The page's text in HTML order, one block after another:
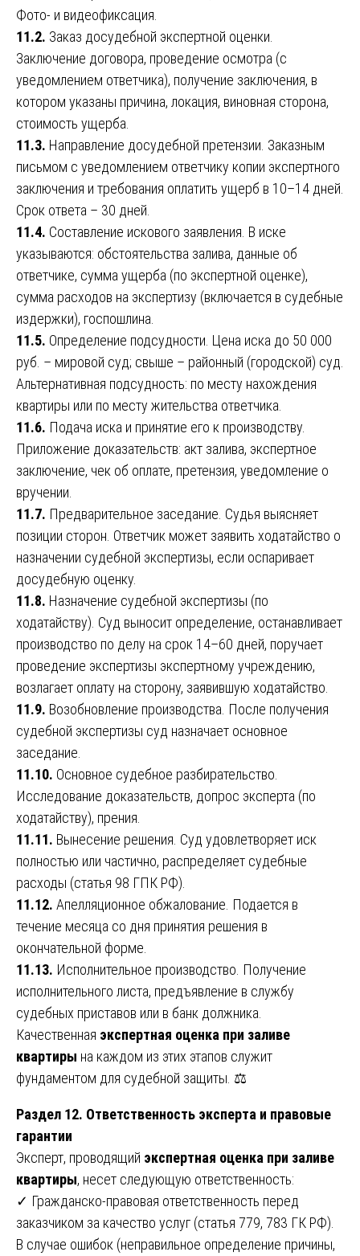
Фото- и видеофиксация.
11.2. Заказ досудебной экспертной оценки.
Заключение договора, проведение осмотра (с
уведомлением ответчика), получение заключения, в
котором указаны причина, локация, виновная сторона,
стоимость ущерба.
11.3. Направление досудебной претензии. Заказным
письмом с уведомлением ответчику копии экспертного
заключения и требования оплатить ущерб в 10–14 дней.
Срок ответа – 30 дней.
11.4. Составление искового заявления. В иске
указываются: обстоятельства залива, данные об
ответчике, сумма ущерба (по экспертной оценке),
сумма расходов на экспертизу (включается в судебные
издержки), госпошлина.
11.5. Определение подсудности. Цена иска до 50 000
руб. – мировой суд; свыше – районный (городской) суд.
Альтернативная подсудность: по месту нахождения
квартиры или по месту жительства ответчика.
11.6. Подача иска и принятие его к производству.
Приложение доказательств: акт залива, экспертное
заключение, чек об оплате, претензия, уведомление о
вручении.
11.7. Предварительное заседание. Судья выясняет
позиции сторон. Ответчик может заявить ходатайство о
назначении судебной экспертизы, если оспаривает
досудебную оценку.
11.8. Назначение судебной экспертизы (по
ходатайству). Суд выносит определение, останавливает
производство по делу на срок 14–60 дней, поручает
проведение экспертизы экспертному учреждению,
возлагает оплату на сторону, заявившую ходатайство.
11.9. Возобновление производства. После получения
судебной экспертизы суд назначает основное
заседание.
11.10. Основное судебное разбирательство.
Исследование доказательств, допрос эксперта (по
ходатайству), прения.
11.11. Вынесение решения. Суд удовлетворяет иск
полностью или частично, распределяет судебные
расходы (статья 98 ГПК РФ).
11.12. Апелляционное обжалование. Подается в
течение месяца со дня принятия решения в
окончательной форме.
11.13. Исполнительное производство. Получение
исполнительного листа, предъявление в службу
судебных приставов или в банк должника.
Качественная экспертная оценка при заливе
квартиры на каждом из этих этапов служит
фундаментом для судебной защиты. ⚖️
Раздел 12. Ответственность эксперта и правовые
гарантии
Эксперт, проводящий экспертная оценка при заливе
квартиры, несет следующую ответственность:
✓ Гражданско-правовая ответственность перед
заказчиком за качество услуг (статья 779, 783 ГК РФ).
В случае ошибок (неправильное определение причины,